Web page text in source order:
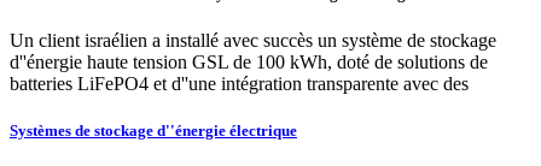
Un client israélien a installé avec succès un système de stockage
d''énergie haute tension GSL de 100 kWh, doté de solutions de
batteries LiFePO4 et d''une intégration transparente avec des
Systèmes de stockage d''énergie électrique